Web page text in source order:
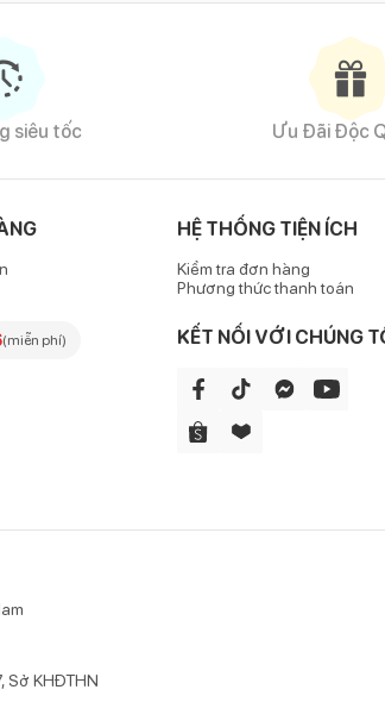
(FOS, Inulin), vitamin và khoáng chất
hydro phosphat, natri clorid, magnesi
natri selenit, dong sulphat,
pyridoxin hydroclorid,
siêu tốc Ưu Đãi Độc
(miễn phí)
HỆ THỐNG TIỆN ÍCH
Kiểm tra đơn hàng
Phương thức thanh toán
KẾT NỐI VỚI CHÚNG
Sở KHĐTHN